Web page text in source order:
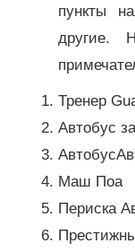
пункты
другие.
Тренер
Автобус
Маш Поа
Периска